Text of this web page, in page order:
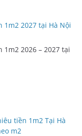
2027 tại Hà Nội
2026 – 2027 tại
tiền 1m2 Tại Hà
m2